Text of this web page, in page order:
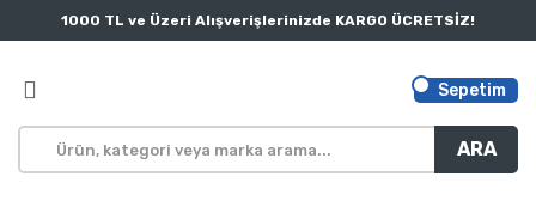
1000 TL ve Üzeri Alışverişlerinizde KARGO ÜCRETSİZ!
ARA
Sepetim